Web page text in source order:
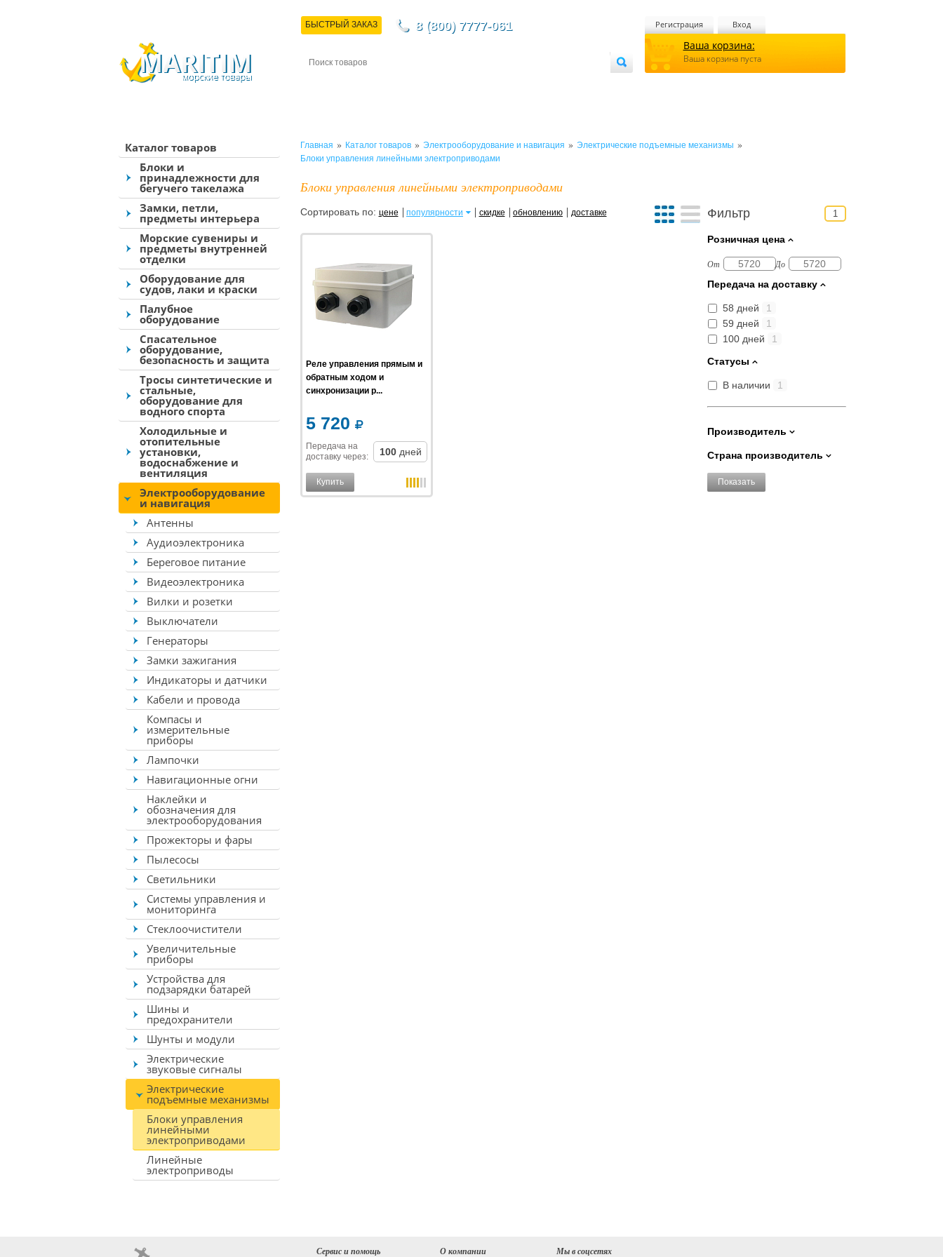
Регистрация Вход
Ваша корзина:
Ваша корзина пуста
БЫСТРЫЙ ЗАКАЗ 8 (800) 7777-061
Каталог товаров
Блоки и
принадлежности для
бегучего такелажа
Замки, петли,
предметы интерьера
Морские сувениры и
предметы внутренней
отделки
Оборудование для
судов, лаки и краски
Палубное
оборудование
Спасательное
оборудование,
безопасность и защита
Тросы синтетические и
стальные,
оборудование для
водного спорта
Холодильные и
отопительные
установки,
водоснабжение и
вентиляция
Электрооборудование
и навигация
Антенны
Аудиоэлектроника
Береговое питание
Видеоэлектроника
Вилки и розетки
Выключатели
Генераторы
Замки зажигания
Индикаторы и датчики
Кабели и провода
Компасы и
измерительные
приборы
Лампочки
Навигационные огни
Наклейки и
обозначения для
электрооборудования
Прожекторы и фары
Пылесосы
Светильники
Системы управления и
мониторинга
Стеклоочистители
Увеличительные
приборы
Устройства для
подзарядки батарей
Шины и
предохранители
Шунты и модули
Электрические
звуковые сигналы
Электрические
подъемные механизмы
Блоки управления
линейными
электроприводами
Линейные
электроприводы
Главная » Каталог товаров» Электрооборудование и навигация » Электрические подъемные механизмы »
Блоки управления линейными электроприводами
Блоки управления линейными электроприводами
Фильтр 1
Розничная цена
От До
Передача на доставку
58 дней
1
59 дней
1
100 дней
1
Статусы
В наличии 1
Производитель
Страна производитель
Показать
Сортировать по: цене популярности скидке обновлению доставке
Реле управления прямым и
обратным ходом и
синхронизации р...
5 720
Передача на
доставкучерез: 100 дней
Купить
Сервис и помощь О компании Мы в соцсетях